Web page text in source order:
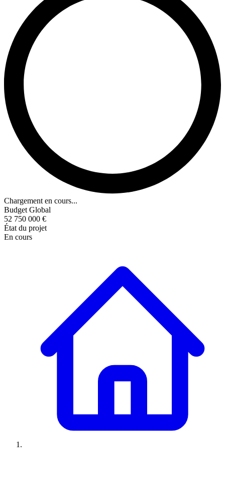
Chargement en cours...
Budget Global
52 750 000 €
État du projet
En cours